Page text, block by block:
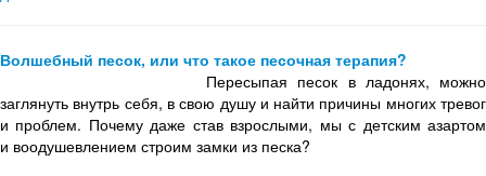
Волшебный песок, или что такое песочная терапия?
Пересыпая песок в ладонях, можно
заглянуть внутрь себя, в свою душу и найти причины многих тревог
и проблем. Почему даже став взрослыми, мы с детским азартом
и воодушевлением строим замки из песка?